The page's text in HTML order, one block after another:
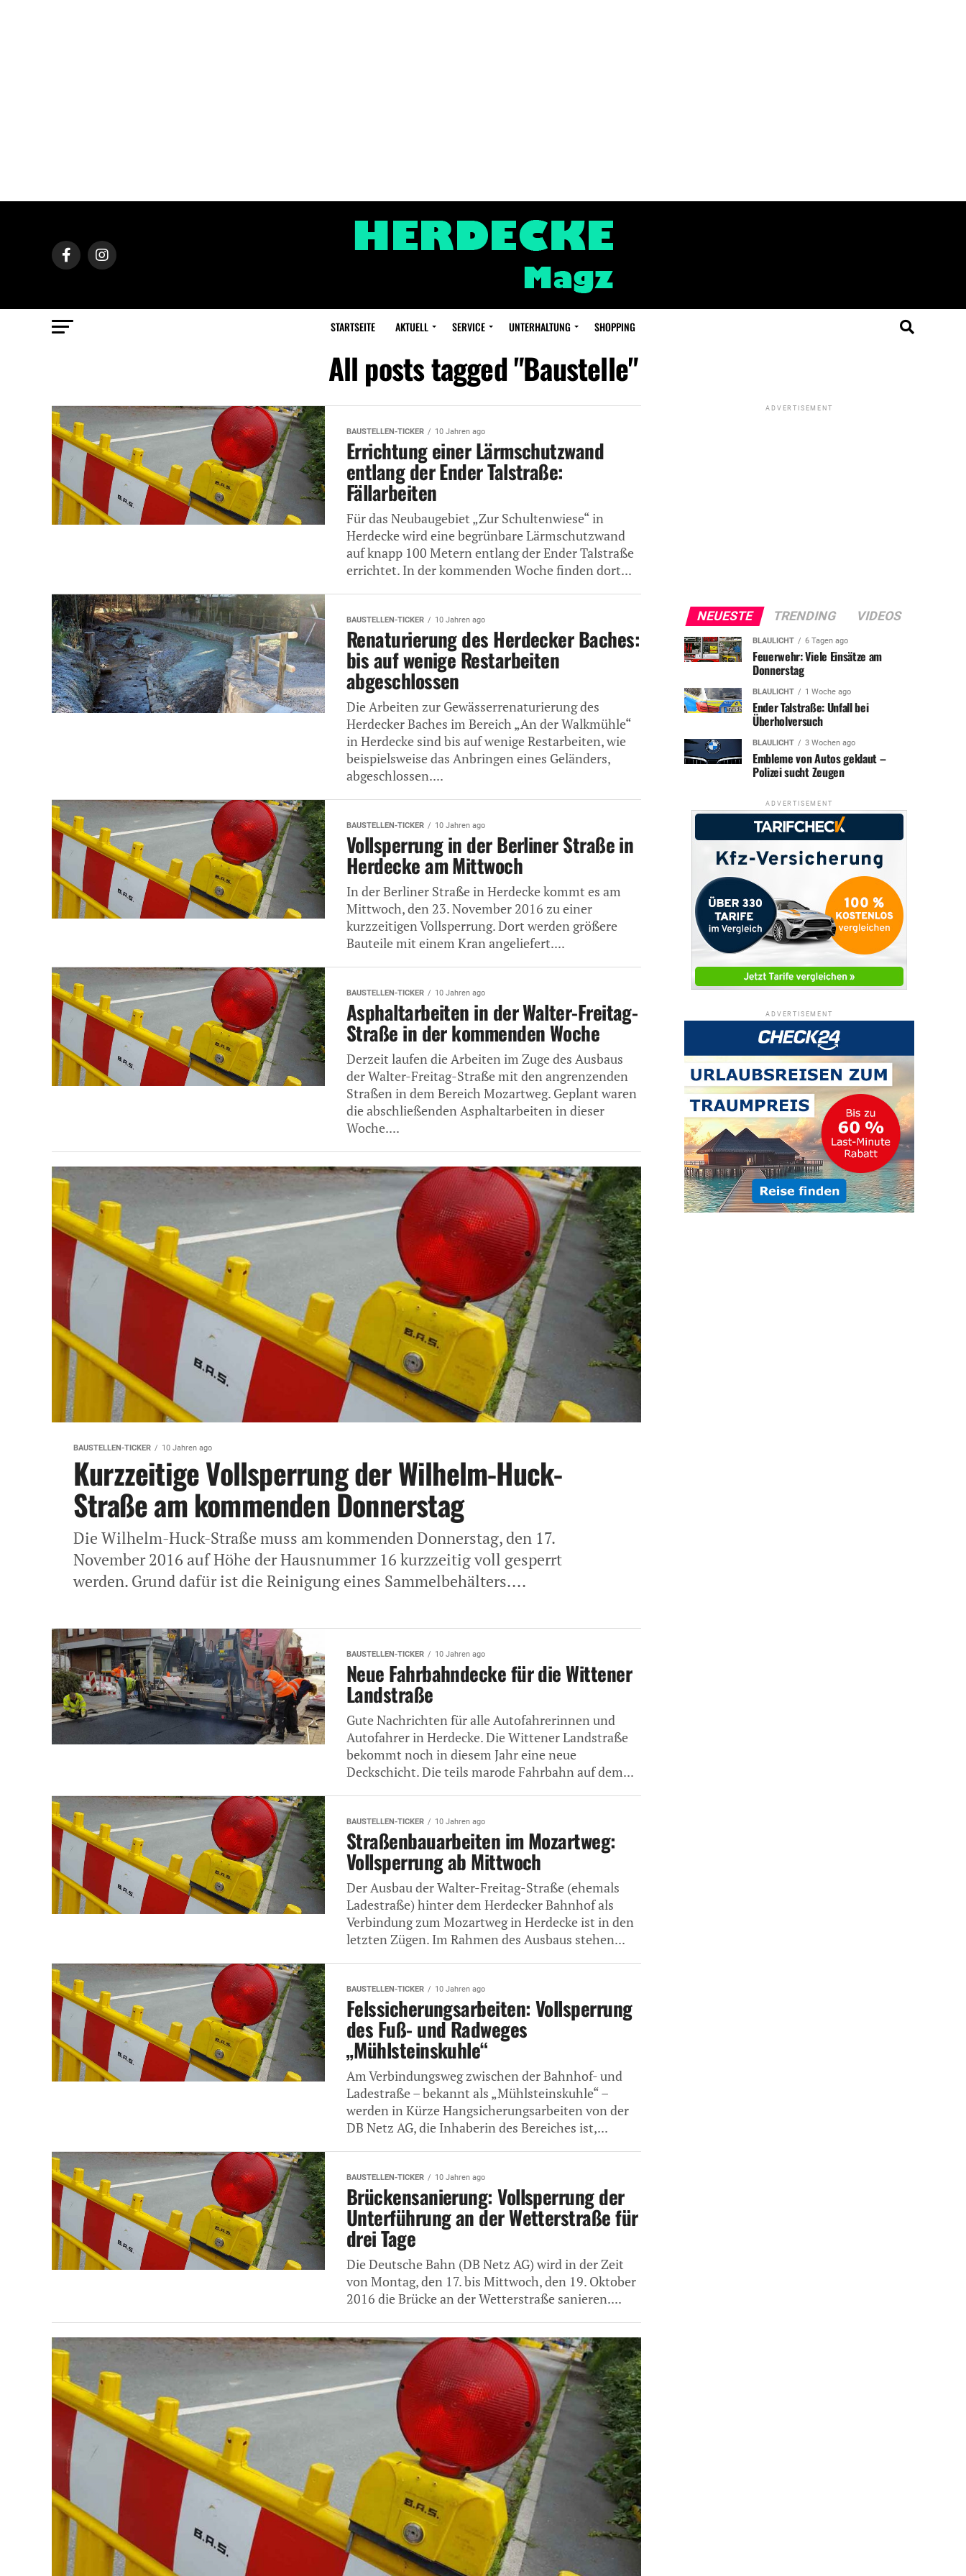
STARTSEITE AKTUELL SERVICE UNTERHALTUNG SHOPPING
All posts tagged "Baustelle"
BAUSTELLEN-TICKER 10 Jahren ago
Errichtung einer Lärmschutzwand
entlang der Ender Talstraße:
Fällarbeiten
Für das Neubaugebiet „Zur Schultenwiese“ in
Herdecke wird eine begrünbare Lärmschutzwand
auf knapp 100 Metern entlang der Ender Talstraße
errichtet. In der kommenden Woche finden dort...
BAUSTELLEN-TICKER 10 Jahren ago
Renaturierung des Herdecker Baches:
bis auf wenige Restarbeiten
abgeschlossen
Die Arbeiten zur Gewässerrenaturierung des
Herdecker Baches im Bereich „An der Walkmühle“
in Herdecke sind bis auf wenige Restarbeiten, wie
beispielsweise das Anbringen eines Geländers,
abgeschlossen....
BAUSTELLEN-TICKER 10 Jahren ago
Vollsperrung in der Berliner Straße in
Herdecke am Mittwoch
In der Berliner Straße in Herdecke kommt es am
Mittwoch, den 23. November 2016 zu einer
kurzzeitigen Vollsperrung. Dort werden größere
Bauteile mit einem Kran angeliefert....
BAUSTELLEN-TICKER 10 Jahren ago
Asphaltarbeiten in der Walter-Freitag-
Straße in der kommenden Woche
Derzeit laufen die Arbeiten im Zuge des Ausbaus
der Walter-Freitag-Straße mit den angrenzenden
Straßen in dem Bereich Mozartweg. Geplant waren
die abschließenden Asphaltarbeiten in dieser
Woche....
BAUSTELLEN-TICKER 10 Jahren ago
Kurzzeitige Vollsperrung der Wilhelm-Huck-
Straße am kommenden Donnerstag
Die Wilhelm-Huck-Straße muss am kommenden Donnerstag, den 17.
November 2016 auf Höhe der Hausnummer 16 kurzzeitig voll gesperrt
werden. Grund dafür ist die Reinigung eines Sammelbehälters....
BAUSTELLEN-TICKER 10 Jahren ago
Neue Fahrbahndecke für die Wittener
Landstraße
Gute Nachrichten für alle Autofahrerinnen und
Autofahrer in Herdecke. Die Wittener Landstraße
bekommt noch in diesem Jahr eine neue
Deckschicht. Die teils marode Fahrbahn auf dem...
BAUSTELLEN-TICKER 10 Jahren ago
Straßenbauarbeiten im Mozartweg:
Vollsperrung ab Mittwoch
Der Ausbau der Walter-Freitag-Straße (ehemals
Ladestraße) hinter dem Herdecker Bahnhof als
Verbindung zum Mozartweg in Herdecke ist in den
letzten Zügen. Im Rahmen des Ausbaus stehen...
BAUSTELLEN-TICKER 10 Jahren ago
Felssicherungsarbeiten: Vollsperrung
des Fuß- und Radweges
„Mühlsteinskuhle“
Am Verbindungsweg zwischen der Bahnhof- und
Ladestraße – bekannt als „Mühlsteinskuhle“ –
werden in Kürze Hangsicherungsarbeiten von der
DB Netz AG, die Inhaberin des Bereiches ist,...
BAUSTELLEN-TICKER 10 Jahren ago
Brückensanierung: Vollsperrung der
Unterführung an der Wetterstraße für
drei Tage
Die Deutsche Bahn (DB Netz AG) wird in der Zeit
von Montag, den 17. bis Mittwoch, den 19. Oktober
2016 die Brücke an der Wetterstraße sanieren....
ADVERTISEMENT
NEUESTE TRENDING VIDEOS
BLAULICHT 6 Tagen ago
Feuerwehr: Viele Einsätze am
Donnerstag
BLAULICHT 1 Woche ago
Ender Talstraße: Unfall bei
Überholversuch
BLAULICHT 3 Wochen ago
Embleme von Autos geklaut –
Polizei sucht Zeugen
ADVERTISEMENT
ADVERTISEMENT